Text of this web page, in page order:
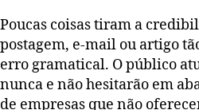
Poucas coisas tiram a
postagem, e-mail ou artigo
erro gramatical. O público
nunca e não hesitarão em
de empresas que não